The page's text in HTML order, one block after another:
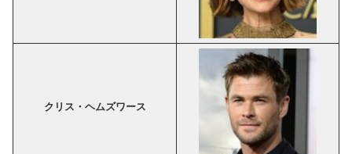
クリス・ヘムズワース